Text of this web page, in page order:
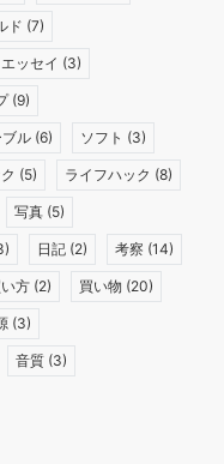
ド (7)
エッセイ (3)
(9)
ル (6) ソフト (3)
(5) ライフハック (8)
写真 (5)
日記 (2) 考察 (14)
方 (2) 買い物 (20)
(3)
音質 (3)